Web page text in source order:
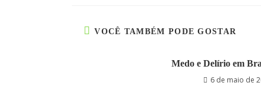
VOCÊ TAMBÉM PODE GOSTAR
Medo e Delírio em
6 de maio de